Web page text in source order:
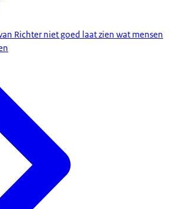
Richter niet goed laat zien wat mensen